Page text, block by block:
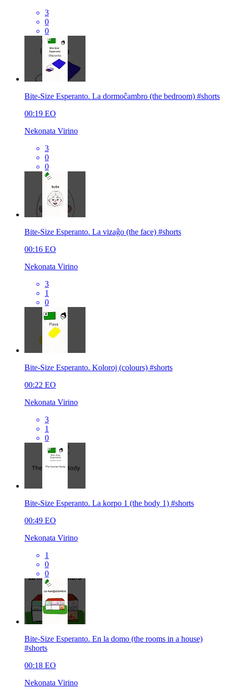
3
0
0
Bite-Size Esperanto. La dormoĉambro (the bedroom) #shorts
00:19 EO
Nekonata Virino
3
0
0
Bite-Size Esperanto. La vizaĝo (the face) #shorts
00:16 EO
Nekonata Virino
3
1
0
Bite-Size Esperanto. Koloroj (colours) #shorts
00:22 EO
Nekonata Virino
3
1
0
Bite-Size Esperanto. La korpo 1 (the body 1) #shorts
00:49 EO
Nekonata Virino
1
0
0
Bite-Size Esperanto. En la domo (the rooms in a house)
#shorts
00:18 EO
Nekonata Virino